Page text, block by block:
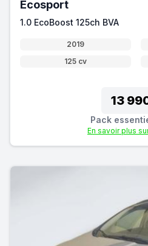
Ecosport
1.0 EcoBoost 125ch BVA
2019
125 cv
13
Pack
En savoir plus